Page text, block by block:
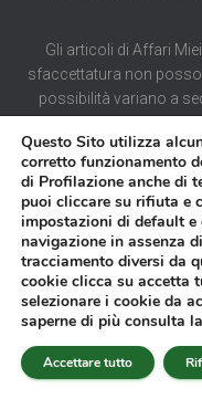
Gli articoli di Affari
sfaccettatura non
possibilità variano a
economica
Affari Miei®, dunque, non
suggerite in alcun
scelte imprudenti fatte
Questo Sito utilizza
corretto funzionamento
di Profilazione anche di
puoi cliccare su rifiuta e
impostazioni di default e
navigazione in assenza
tracciamento diversi da
cookie clicca su accetta
selezionare i cookie da
saperne di più consulta la
Accettare tutto